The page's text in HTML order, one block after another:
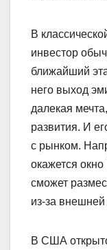
В
инвестор
ближайший
него выход
далекая
развития. И
с рынком.
окажется
сможет
из-за
В США